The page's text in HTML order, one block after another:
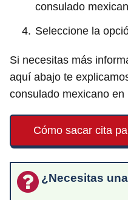
consulado
Seleccione la
Si necesitas más
aquí abajo te
consulado mexicano
Cómo sacar cita
¿Necesitas